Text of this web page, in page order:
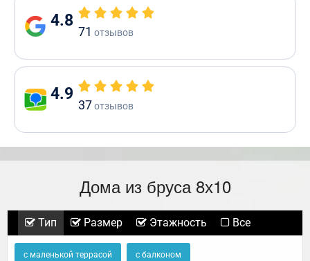
4.8
71 отзывов
4.9
37отзывов
Дома из бруса 8х10
Тип Размер Этажность Все
с маленькой террасой с балконом